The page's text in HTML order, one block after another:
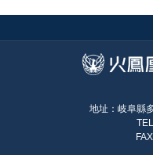
地址：岐阜縣